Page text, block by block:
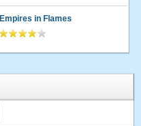
Empires in Flames